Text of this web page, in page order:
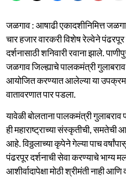
जळगाव : आषाढी एकादशीनिमित्त
चार हजार वारकरी विशेष रेल्वेने
दर्शनासाठी शनिवारी रवाना झाले.
जळगाव जिल्ह्याचे पालकमंत्री गुलाबराव
आयोजित करण्यात आलेल्या या
वातावरणात पार पडला.
यावेळी बोलताना पालकमंत्री गुलाबराव
ही महाराष्ट्राच्या संस्कृतीची, समतेची
आहे. विठ्ठलाच्या कृपेने गेल्या पाच
पंढरपूर दर्शनाची सेवा करण्याचे भाग्य
आशीर्वादापेक्षा मोठी श्रीमंती नाही